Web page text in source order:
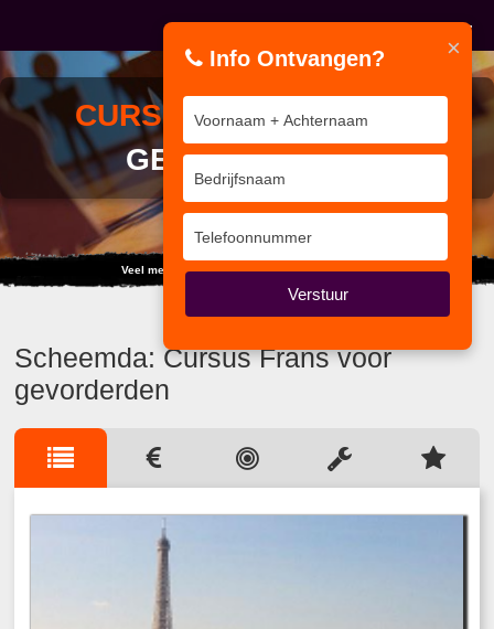
CURSUSFRANS VOOR
GEVORDERDEN
Veel mensen kiezen de weg van vooroordelen.
Scheemda: Cursus Frans voor
gevorderden
×
Info Ontvangen?
Verstuur